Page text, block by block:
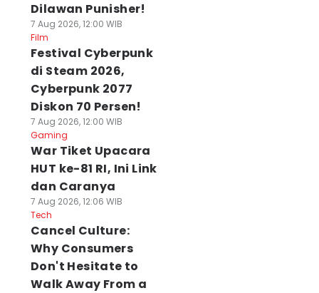
Dilawan Punisher!
7 Aug 2026, 12:00 WIB
Film
Festival Cyberpunk
di Steam 2026,
Cyberpunk 2077
Diskon 70 Persen!
7 Aug 2026, 12:00 WIB
Gaming
War Tiket Upacara
HUT ke-81 RI, Ini Link
dan Caranya
7 Aug 2026, 12:06 WIB
Tech
Cancel Culture:
Why Consumers
Don't Hesitate to
Walk Away From a